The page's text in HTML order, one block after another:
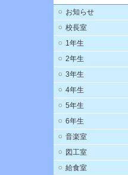
お知らせ
校長室
1年生
2年生
3年生
4年生
5年生
6年生
音楽室
図工室
給食室